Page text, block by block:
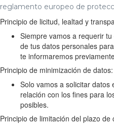
reglamento europeo de
Principio de licitud, lealtad y
Siempre vamos a requerir
de tus datos personales
te informaremos
Principio de minimización de datos:
Solo vamos a solicitar datos
relación con los fines para
posibles.
Principio de limitación del plazo de